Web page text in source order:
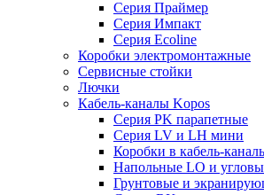
Серия Праймер
Серия Импакт
Серия Ecoline
Коробки электромонтажные
Сервисные стойки
Лючки
Кабель-каналы Kopos
Серия PK парапетные
Серия LV и LH мини
Коробки в кабель-
Напольные LO и
Грунтовые и